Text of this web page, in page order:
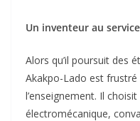
Un inventeur au
Alors qu’il poursuit des
Akakpo-Lado est frustré
l’enseignement. Il
électromécanique,